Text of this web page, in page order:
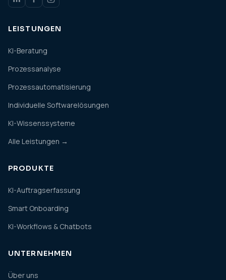
LEISTUNGEN
KI-Beratung
Prozessanalyse
Prozessautomatisierung
Individuelle Softwarelösungen
KI-Wissenssysteme
Alle Leistungen →
PRODUKTE
KI-Auftragserfassung
Smart Onboarding
KI-Workflows & Chatbots
UNTERNEHMEN
Über uns